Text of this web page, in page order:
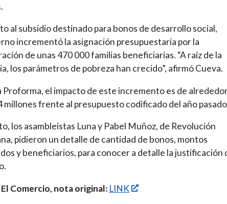
al subsidio destinado para bonos de desarrollo social,
incrementó la asignación presupuestaria por la
de unas 470 000 familias beneficiarias. “A raíz de la
los parámetros de pobreza han crecido”, afirmó Cueva.
Proforma, el impacto de este incremento es de
millones frente al presupuesto codificado del año
los asambleístas Luna y Pabel Muñoz, de Revolución
pidieron un detalle de cantidad de bonos, montos
y beneficiarios, para conocer a detalle la justificación
Comercio, nota original: LINK